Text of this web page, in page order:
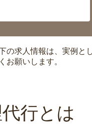
求人情報は、実例と
お願いします。
行とは